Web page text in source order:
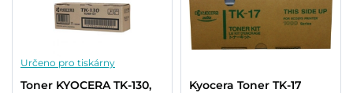
Určeno pro tiskárny
Toner KYOCERA TK-130,
Kyocera Toner TK-17